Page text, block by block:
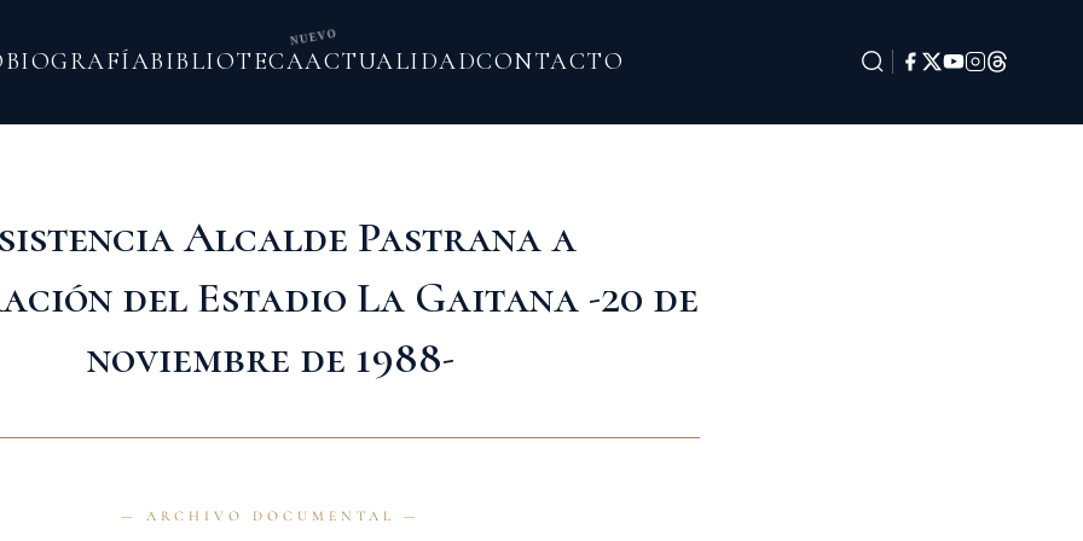
BIOGRAFÍABIBLIOTECA
NUEVO
ACTUALIDADCONTACTO
Alcalde Pastrana a
del Estadio La Gaitana -20 de
noviembre de 1988-